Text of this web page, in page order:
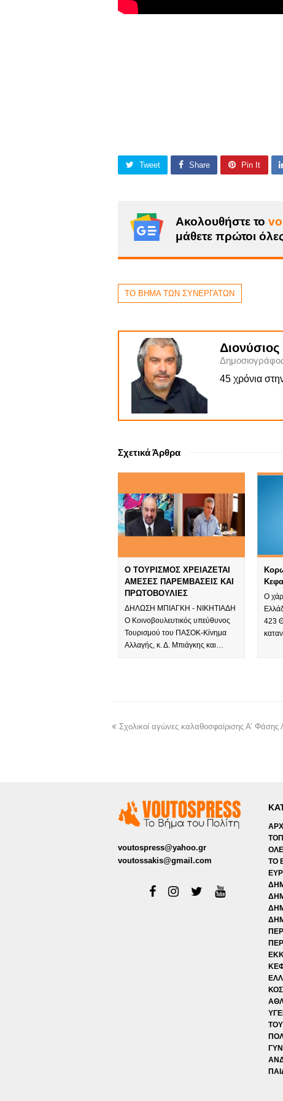
Tweet Share Pin It
Ακολουθήστε το
μάθετε πρώτοι όλες
ΤΟ ΒΗΜΑ ΤΩΝ ΣΥΝΕΡΓΑΤΩΝ
45 χρόνια
Σχετικά Άρθρα
Ο ΤΟΥΡΙΣΜΟΣ ΧΡΕΙΑΖΕΤΑΙ
ΑΜΕΣΕΣ ΠΑΡΕΜΒΑΣΕΙΣ ΚΑΙ
ΠΡΩΤΟΒΟΥΛΙΕΣ
ΔΗΛΩΣΗ ΜΠΙΑΓΚΗ - ΝΙΚΗΤΙΑΔΗ
O Κοινοβουλευτικός υπεύθυνος
Τουρισμού του ΠΑΣΟΚ-Κίνημα
Αλλαγής, κ. Δ. Μπιάγκης και…
Ο
423
Σχολικοί αγώνες καλαθοσφαίρισης Α’
voutospress@yahoo.gr
voutossakis@gmail.com
ΤΟ